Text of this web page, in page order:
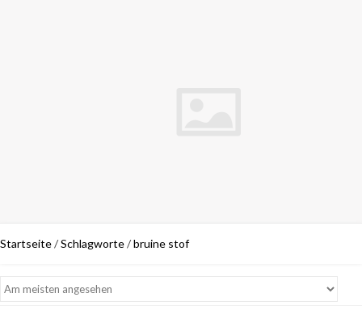
Startseite/Schlagworte/bruine stof